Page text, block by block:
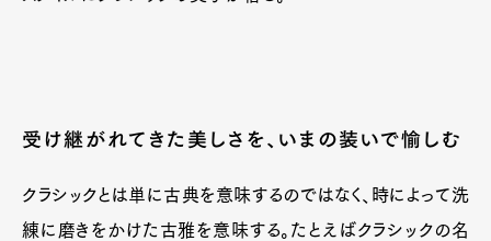
受け継がれてきた美しさを、いまの装いで愉しむ
クラシックとは単に古典を意味するのではなく、時によって洗
練に磨きをかけた古雅を意味する。たとえばクラシックの名